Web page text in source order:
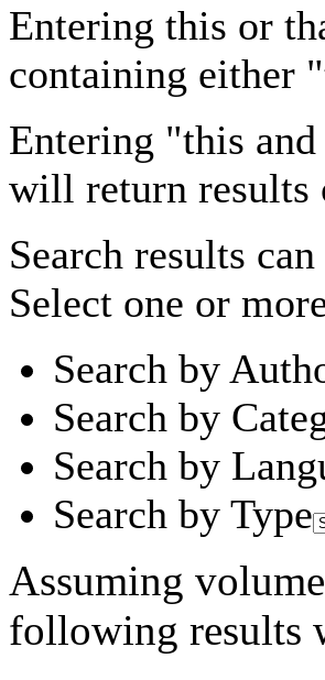
Entering this or
containing either
Entering "this
will return results
Search results
Select one or
Search by
Search by
Search by
Search by Type
Assuming volume
following results